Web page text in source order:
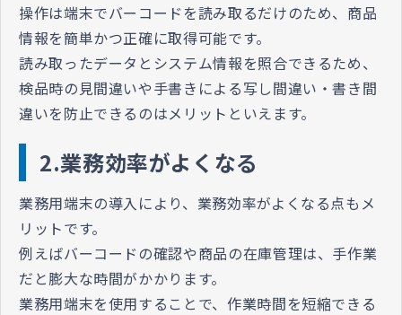
操作は端末でバーコードを読み取るだけのため、商品
情報を簡単かつ正確に取得可能です。
読み取ったデータとシステム情報を照合できるため、
検品時の見間違いや手書きによる写し間違い・書き間
違いを防止できるのはメリットといえます。
2.業務効率がよくなる
業務用端末の導入により、業務効率がよくなる点もメ
リットです。
例えばバーコードの確認や商品の在庫管理は、手作業
だと膨大な時間がかかります。
業務用端末を使用することで、作業時間を短縮できる